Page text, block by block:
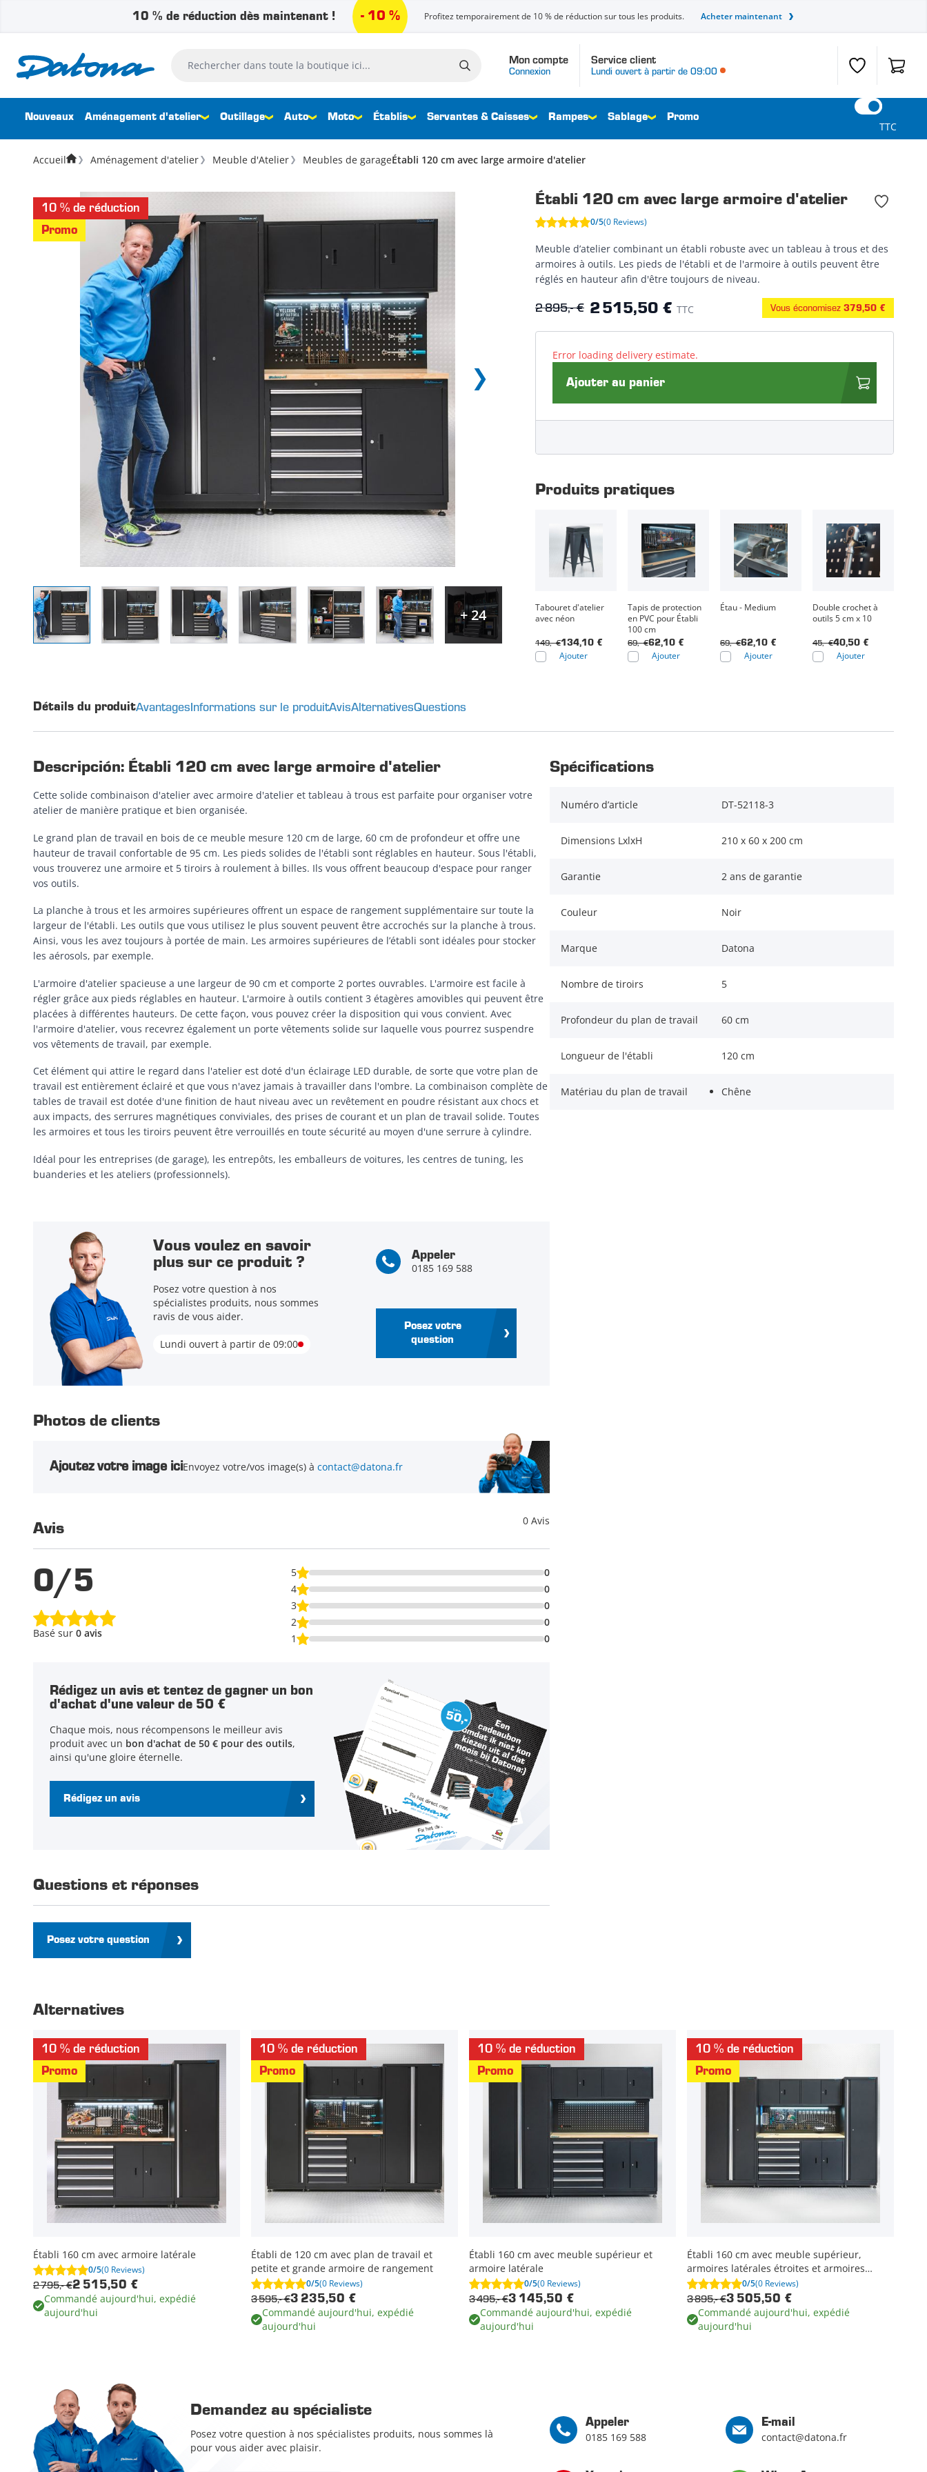
10 % de réduction dès maintenant ! - 10 % Profitez temporairement de 10 % de réduction sur tous les produits. Acheter maintenant
Mon compte
Connexion
Service client
Lundi ouvert à partir de 09:00 Liste de Panier
Rechercher dans toute la boutique ici...
Nouveaux Aménagement d'atelier Outillage Auto Moto Établis Servantes & Caisses Rampes Sablage Promo
TTC
Accueil Aménagement d'atelier Meuble d'Atelier Meubles de garageÉtabli 120 cm avec large armoire d'atelier
10 % de réduction
Promo
+ 24
Établi 120 cm avec large armoire d'atelier
0/5(0 Reviews)
Meuble d’atelier combinant un établi robuste avec un tableau à trous et des
armoires à outils. Les pieds de l'établi et de l'armoire à outils peuvent être
réglés en hauteur afin d'être toujours de niveau.
2 895,- € 2 515,50 € TTC Vous économisez 379,50 €
Error loading delivery estimate.
Ajouter au panier
Produits pratiques
Tabouret d'atelier
avec néon
134,10 €
149,- €
Ajouter
Tapis de protection
en PVC pour Établi
100 cm
62,10 €
69,- €
Ajouter
Étau - Medium
62,10 €
69,- €
Ajouter
Double crochet à
outils 5 cm x 10
40,50 €
45,- €
Ajouter
Détails du produitAvantagesInformations sur le produitAvisAlternativesQuestions
Spécifications
Numéro d’article DT-52118-3
Dimensions LxlxH 210 x 60 x 200 cm
Garantie 2 ans de garantie
Couleur Noir
Marque Datona
Nombre de tiroirs 5
Profondeur du plan de travail 60 cm
Longueur de l'établi 120 cm
Matériau du plan de travail Chêne
Descripción: Établi 120 cm avec large armoire d'atelier
Cette solide combinaison d'atelier avec armoire d'atelier et tableau à trous est parfaite pour organiser votre
atelier de manière pratique et bien organisée.
Le grand plan de travail en bois de ce meuble mesure 120 cm de large, 60 cm de profondeur et offre une
hauteur de travail confortable de 95 cm. Les pieds solides de l'établi sont réglables en hauteur. Sous l'établi,
vous trouverez une armoire et 5 tiroirs à roulement à billes. Ils vous offrent beaucoup d'espace pour ranger
vos outils.
La planche à trous et les armoires supérieures offrent un espace de rangement supplémentaire sur toute la
largeur de l'établi. Les outils que vous utilisez le plus souvent peuvent être accrochés sur la planche à trous.
Ainsi, vous les avez toujours à portée de main. Les armoires supérieures de l’établi sont idéales pour stocker
les aérosols, par exemple.
L'armoire d'atelier spacieuse a une largeur de 90 cm et comporte 2 portes ouvrables. L'armoire est facile à
régler grâce aux pieds réglables en hauteur. L'armoire à outils contient 3 étagères amovibles qui peuvent être
placées à différentes hauteurs. De cette façon, vous pouvez créer la disposition qui vous convient. Avec
l'armoire d'atelier, vous recevrez également un porte vêtements solide sur laquelle vous pourrez suspendre
vos vêtements de travail, par exemple.
Cet élément qui attire le regard dans l'atelier est doté d'un éclairage LED durable, de sorte que votre plan de
travail est entièrement éclairé et que vous n'avez jamais à travailler dans l'ombre. La combinaison complète de
tables de travail est dotée d'une finition de haut niveau avec un revêtement en poudre résistant aux chocs et
aux impacts, des serrures magnétiques conviviales, des prises de courant et un plan de travail solide. Toutes
les armoires et tous les tiroirs peuvent être verrouillés en toute sécurité au moyen d'une serrure à cylindre.
Idéal pour les entreprises (de garage), les entrepôts, les emballeurs de voitures, les centres de tuning, les
buanderies et les ateliers (professionnels).
Vous voulez en savoir
plus sur ce produit ?
Posez votre question à nos
spécialistes produits, nous sommes
ravis de vous aider.
Lundi ouvert à partir de 09:00
Appeler
0185 169 588
Posez votre
question
Photos de clients
Ajoutez votre image iciEnvoyez votre/vos image(s) à contact@datona.fr
Avis
0 Avis
0/5
Basé sur 0 avis
5
0
4
0
3
0
2
0
1
0
Rédigez un avis et tentez de gagner un bon
d'achat d'une valeur de 50 €
Chaque mois, nous récompensons le meilleur avis
produit avec un bon d'achat de 50 € pour des outils,
ainsi qu'une gloire éternelle.
Rédigez un avis
Questions et réponses
Posez votre question
Alternatives
10 % de réduction
Promo
Établi 160 cm avec armoire latérale
0/5(0 Reviews)
2 515,50 €
2 795,- €
Commandé aujourd'hui, expédié
aujourd'hui
10 % de réduction
Promo
Établi de 120 cm avec plan de travail et
petite et grande armoire de rangement
0/5(0 Reviews)
3 235,50 €
3 595,- €
Commandé aujourd'hui, expédié
aujourd'hui
10 % de réduction
Promo
Établi 160 cm avec meuble supérieur et
armoire latérale
0/5(0 Reviews)
3 145,50 €
3 495,- €
Commandé aujourd'hui, expédié
aujourd'hui
10 % de réduction
Promo
Établi 160 cm avec meuble supérieur,
armoires latérales étroites et armoires
latérales larges
0/5(0 Reviews)
3 505,50 €
3 895,- €
Commandé aujourd'hui, expédié
aujourd'hui
Demandez au spécialiste
Posez votre question à nos spécialistes produits, nous sommes là
pour vous aider avec plaisir.
Appeler
0185 169 588
E-mail
contact@datona.fr